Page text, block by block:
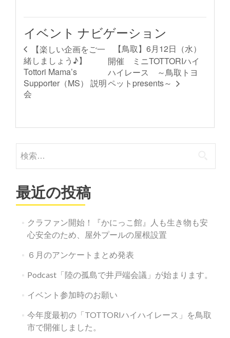
イベント ナビゲーション
【楽しい企画をご一
緒しましょう♪】
Tottori Mama’s
Supporter（MS） 説明
会
【鳥取】6月12日（水）
開催 ミニTOTTORIハイ
ハイレース ～鳥取トヨ
ペットpresents～
索:
最近の投稿
クラファン開始！『かにっこ館』人も生き物も安
心安全のため、屋外プールの屋根設置
６月のアンケートまとめ発表
Podcast「陸の孤島で井戸端会議」が始まります。
イベント参加時のお願い
今年度最初の「TOTTORIハイハイレース」を鳥取
市で開催しました。